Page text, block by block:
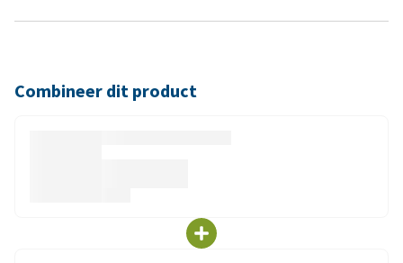
Combineer dit product